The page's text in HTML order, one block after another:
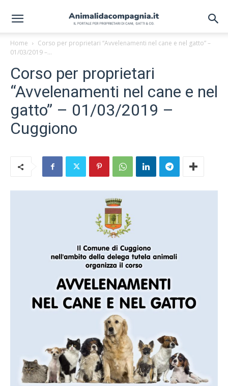
Home
Corso per proprietari “Avvelenamenti nel cane e nel gatto” –
01/03/2019 –...
Corso per proprietari
“Avvelenamenti nel cane e nel
gatto” – 01/03/2019 –
Cuggiono